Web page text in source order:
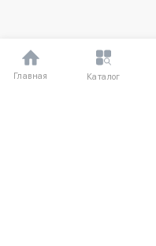
Главная Каталог